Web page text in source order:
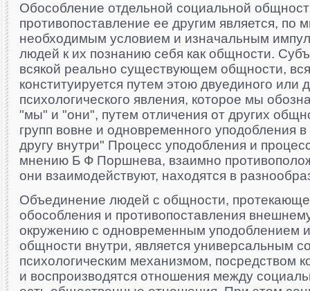
Обособление отдельной социальной
противопоставление ее другим является, по
необходимым условием и изначальным
людей к их познанию себя как общности.
всякой реально существующем общности,
конституируется путем этою двуединого или
психологического явления, которое мы
"мы" и "они", путем отличения от других
групп вовне и одновременного уподобления
другу внутри" Процесс уподобления и
мнению Б Ф Поршнева, взаимно
они взаимодействуют, находятся в
Объединение людей с общности,
обособления и противопоставления
окружению с одновременным уподоблением
общности внутри, является универсальным
психологическим механизмом, посредством
и воспроизводятся отношения между